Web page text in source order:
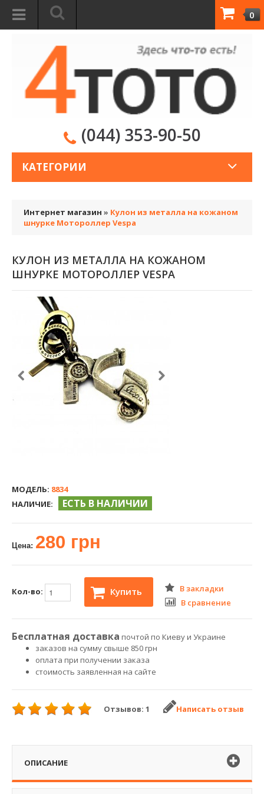
0
(044) 353-90-50
КАТЕГОРИИ
Интернет магазин » Кулон из металла на кожаном
шнурке Мотороллер Vespa
КУЛОН ИЗ МЕТАЛЛА НА КОЖАНОМ
ШНУРКЕ МОТОРОЛЛЕР VESPA
МОДЕЛЬ: 8834
НАЛИЧИЕ:
ЕСТЬ В НАЛИЧИИ
Цена: 280 грн
Кол-во: Купить
В закладки
В сравнение
Бесплатная доставка почтой по Киеву и Украине
заказов на сумму свыше 850 грн
оплата при получении заказа
стоимость заявленная на сайте
Отзывов: 1 Написать отзыв
ОПИСАНИЕ